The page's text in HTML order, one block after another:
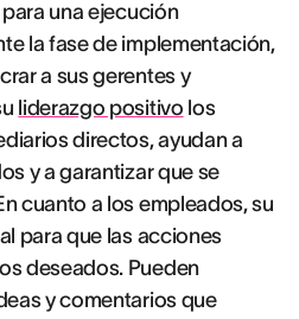
una ejecución
la fase de implementación,
a sus gerentes y
liderazgo positivo los
directos, ayudan a
y a garantizar que se
cuanto a los empleados, su
para que las acciones
deseados. Pueden
y comentarios que